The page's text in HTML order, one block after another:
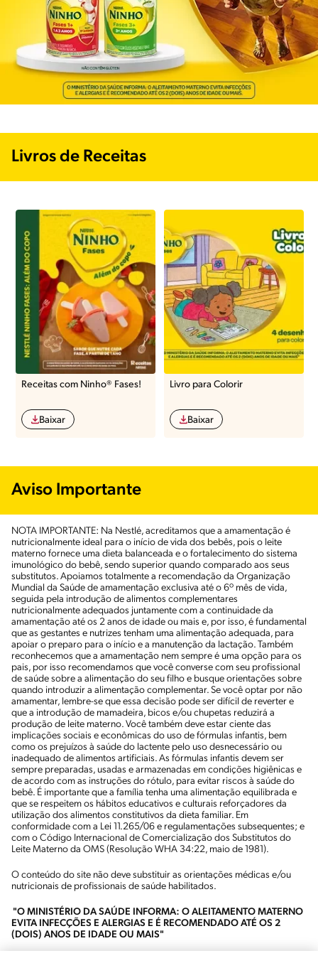
Livros de Receitas
Receitas com Ninho® Fases!
Baixar
Livro para Colorir
Baixar
Aviso Importante
NOTA IMPORTANTE: Na Nestlé, acreditamos que a amamentação é
nutricionalmente ideal para o início de vida dos bebês, pois o leite
materno fornece uma dieta balanceada e o fortalecimento do sistema
imunológico do bebê, sendo superior quando comparado aos seus
substitutos. Apoiamos totalmente a recomendação da Organização
Mundial da Saúde de amamentação exclusiva até o 6º mês de vida,
seguida pela introdução de alimentos complementares
nutricionalmente adequados juntamente com a continuidade da
amamentação até os 2 anos de idade ou mais e, por isso, é fundamental
que as gestantes e nutrizes tenham uma alimentação adequada, para
apoiar o preparo para o início e a manutenção da lactação. Também
reconhecemos que a amamentação nem sempre é uma opção para os
pais, por isso recomendamos que você converse com seu profissional
de saúde sobre a alimentação do seu filho e busque orientações sobre
quando introduzir a alimentação complementar. Se você optar por não
amamentar, lembre-se que essa decisão pode ser difícil de reverter e
que a introdução de mamadeira, bicos e/ou chupetas reduzirá a
produção de leite materno. Você também deve estar ciente das
implicações sociais e econômicas do uso de fórmulas infantis, bem
como os prejuízos à saúde do lactente pelo uso desnecessário ou
inadequado de alimentos artificiais. As fórmulas infantis devem ser
sempre preparadas, usadas e armazenadas em condições higiênicas e
de acordo com as instruções do rótulo, para evitar riscos à saúde do
bebê. É importante que a família tenha uma alimentação equilibrada e
que se respeitem os hábitos educativos e culturais reforçadores da
utilização dos alimentos constitutivos da dieta familiar. Em
conformidade com a Lei 11.265/06 e regulamentações subsequentes; e
com o Código Internacional de Comercialização dos Substitutos do
Leite Materno da OMS (Resolução WHA 34:22, maio de 1981).
O conteúdo do site não deve substituir as orientações médicas e/ou
nutricionais de profissionais de saúde habilitados.
"O MINISTÉRIO DA SAÚDE INFORMA: O ALEITAMENTO MATERNO
EVITA INFECÇÕES E ALERGIAS E É RECOMENDADO ATÉ OS 2
(DOIS) ANOS DE IDADE OU MAIS"